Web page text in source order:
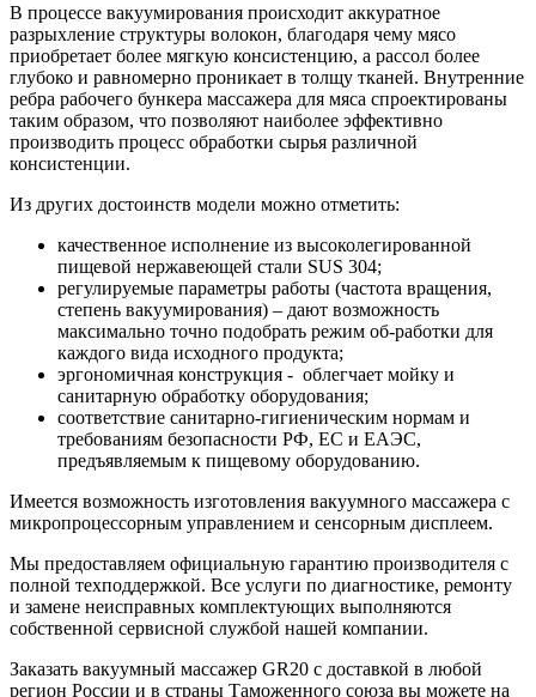
В процессе вакуумирования происходит аккуратное
разрыхление структуры волокон, благодаря чему мясо
приобретает более мягкую консистенцию, а рассол более
глубоко и равномерно проникает в толщу тканей. Внутренние
ребра рабочего бункера массажера для мяса спроектированы
таким образом, что позволяют наиболее эффективно
производить процесс обработки сырья различной
консистенции.
Из других достоинств модели можно отметить:
качественное исполнение из высоколегированной
пищевой нержавеющей стали SUS 304;
регулируемые параметры работы (частота вращения,
степень вакуумирования) – дают возможность
максимально точно подобрать режим об-работки для
каждого вида исходного продукта;
эргономичная конструкция - облегчает мойку и
санитарную обработку оборудования;
соответствие санитарно-гигиеническим нормам и
требованиям безопасности РФ, ЕС и ЕАЭС,
предъявляемым к пищевому оборудованию.
Имеется возможность изготовления вакуумного массажера с
микропроцессорным управлением и сенсорным дисплеем.
Мы предоставляем официальную гарантию производителя с
полной техподдержкой. Все услуги по диагностике, ремонту
и замене неисправных комплектующих выполняются
собственной сервисной службой нашей компании.
Заказать вакуумный массажер GR20 с доставкой в любой
регион России и в страны Таможенного союза вы можете на